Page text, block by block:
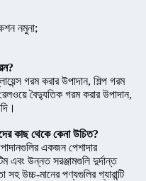
নমুনা;
গরম করার উপাদান, শিল্প গরম
বৈদ্যুতিক গরম করার উপাদান,
কাছ থেকে কেনা উচিত?
একজন পেশাদার
উন্নত সরঞ্জামগুলি দুর্দান্ত
সহ উচ্চ-মানের পণ্যগুলির গ্যারান্টি